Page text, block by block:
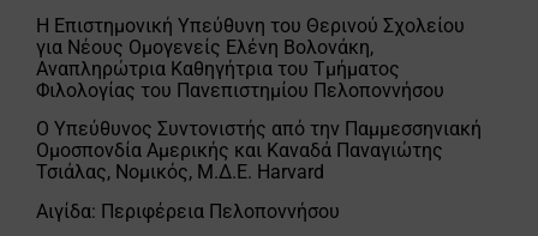
Η Επιστημονική Υπεύθυνη του Θερινού Σχολείου
για Νέους Ομογενείς Ελένη Βολονάκη,
Αναπληρώτρια Καθηγήτρια του Τμήματος
Φιλολογίας του Πανεπιστημίου Πελοποννήσου
Ο Υπεύθυνος Συντονιστής από την Παμμεσσηνιακή
Ομοσπονδία Αμερικής και Καναδά Παναγιώτης
Τσιάλας, Νομικός, M.Δ.Ε. Harvard
Αιγίδα: Περιφέρεια Πελοποννήσου